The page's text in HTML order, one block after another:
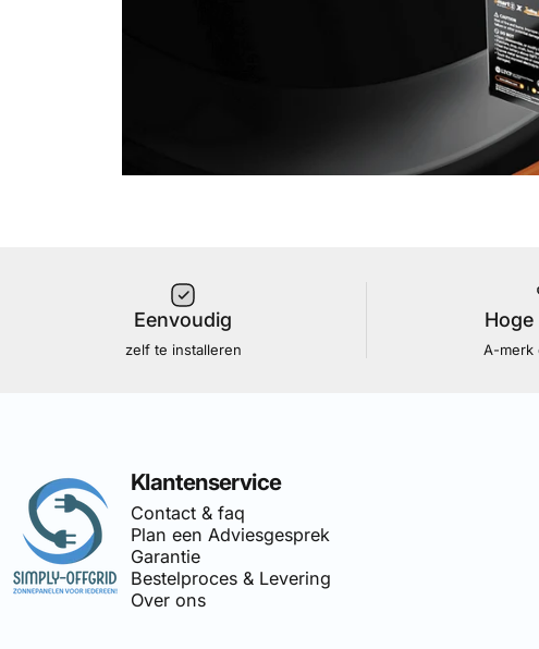
Eenvoudig
zelf te installeren A-merk
Simply Offgrid Klantenservice
Contact & faq
Plan een Adviesgesprek
Garantie
Bestelproces & Levering
Over ons